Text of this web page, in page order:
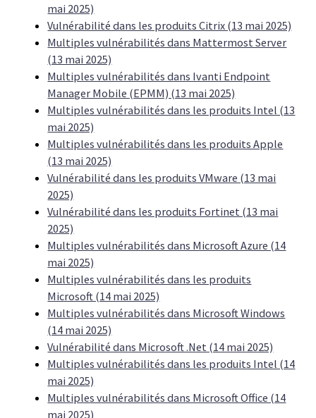
mai 2025)
Vulnérabilité dans les produits Citrix (13 mai 2025)
Multiples vulnérabilités dans Mattermost Server
(13 mai 2025)
Multiples vulnérabilités dans Ivanti Endpoint
Manager Mobile (EPMM) (13 mai 2025)
Multiples vulnérabilités dans les produits Intel (13
mai 2025)
Multiples vulnérabilités dans les produits Apple
(13 mai 2025)
Vulnérabilité dans les produits VMware (13 mai
2025)
Vulnérabilité dans les produits Fortinet (13 mai
2025)
Multiples vulnérabilités dans Microsoft Azure (14
mai 2025)
Multiples vulnérabilités dans les produits
Microsoft (14 mai 2025)
Multiples vulnérabilités dans Microsoft Windows
(14 mai 2025)
Vulnérabilité dans Microsoft .Net (14 mai 2025)
Multiples vulnérabilités dans les produits Intel (14
mai 2025)
Multiples vulnérabilités dans Microsoft Office (14
mai 2025)